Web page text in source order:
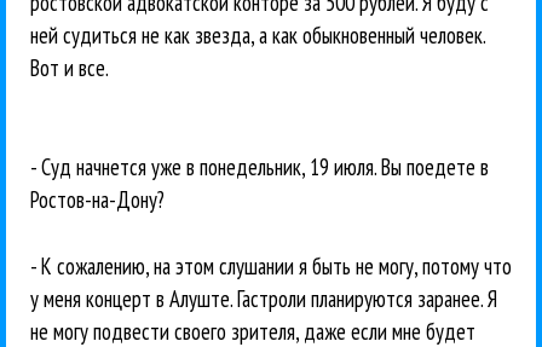
ней судиться не как звезда, а как обыкновенный человек.
Вот и все.
- Суд начнется уже в понедельник, 19 июля. Вы поедете в
Ростов-на-Дону?
- К сожалению, на этом слушании я быть не могу, потому что
у меня концерт в Алуште. Гастроли планируются заранее. Я
не могу подвести своего зрителя, даже если мне будет